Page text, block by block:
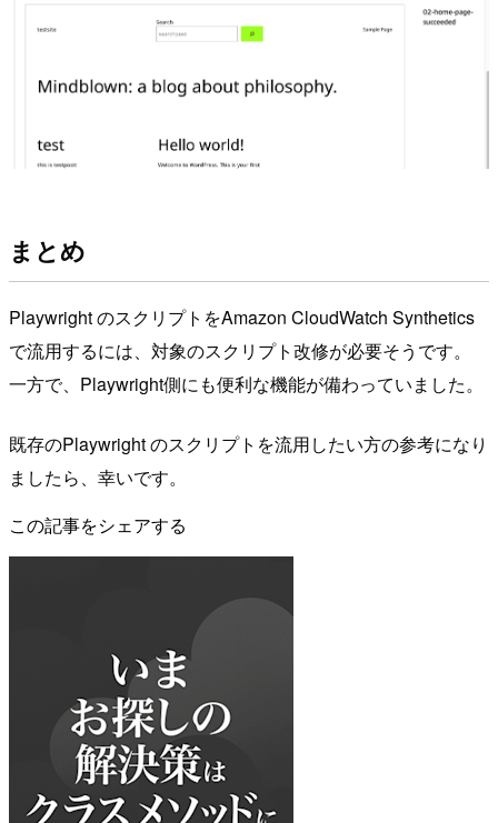
まとめ
Playwright のスクリプトをAmazon CloudWatch Synthetics
で流用するには、対象のスクリプト改修が必要そうです。
一方で、Playwright側にも便利な機能が備わっていました。
既存のPlaywright のスクリプトを流用したい方の参考になり
ましたら、幸いです。
この記事をシェアする